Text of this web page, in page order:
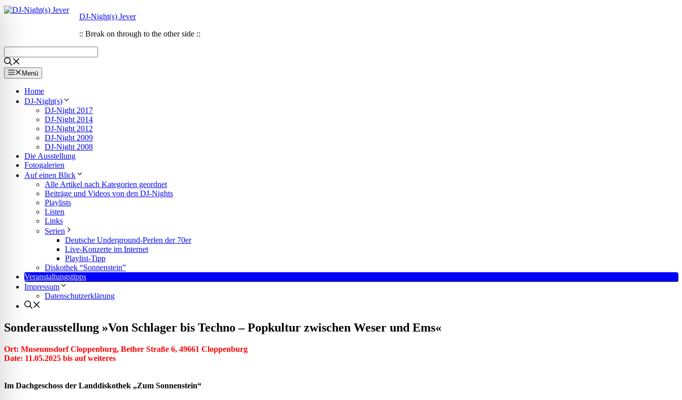
Zum
Zum
DJ-Night(s) Jever
:: Break on through to the other side ::
Menü
Home
DJ-Night(s)
DJ-Night 2017
DJ-Night 2014
DJ-Night 2012
DJ-Night 2009
DJ-Night 2008
Die Ausstellung
Fotogalerien
Auf einen Blick
Alle Artikel nach Kategorien geordnet
Beiträge und Videos von den DJ-Nights
Playlists
Listen
Links
Serien
Deutsche Underground-Perlen der 70er
Live-Konzerte im Internet
Playlist-Tipp
Diskothek “Sonnenstein”
Veranstaltungstipps
Impressum
Datenschutzerklärung
Sonderausstellung »Von Schlager bis Techno – Popkultur zwischen Weser und Ems«
Ort: Museumsdorf Cloppenburg, Bether Straße 6, 49661 Cloppenburg
Date: 11.05.2025 bis auf weiteres
Im Dachgeschoss der Landdiskothek „Zum Sonnenstein“
Anfallsicherheit
freundlicher Modus
sicherer Modus